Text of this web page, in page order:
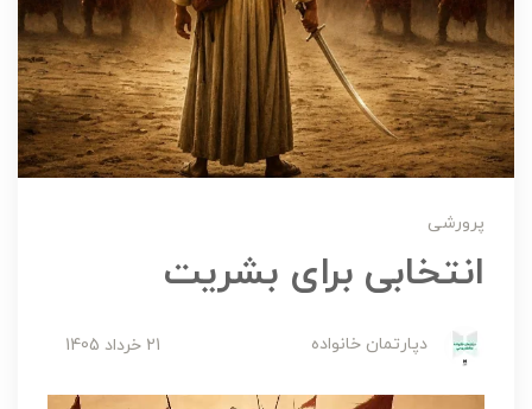
پرورشی
انتخابی برای بشریت
دپارتمان خانواده 21 خرداد 1405